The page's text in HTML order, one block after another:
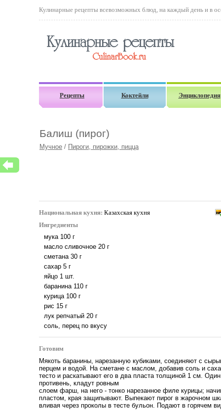
Кулинарные рецепты всевозможных блюд, на каждый день и в
Рецепты Коктейли Энциклопедия
Балиш (пирог)
Мучное / Пироги, пирожки, пицца
Национальная кухня: Казахская кухня
Ингредиенты
мука 100 г
масло сливочное 20 г
сметана 30 г
сахар 5 г
яйцо 1 шт.
баранина 110 г
курица 100 г
рис 15 г
лук репчатый 20 г
соль, перец по вкусу
Готовим
Мякоть баранины, нарезанную кубиками, соединяют с
перцем и водой. На сметане с маслом, добавив соль и
тесто и раскатывают его в два пласта толщиной 1 см.
противень, кладут ровным
слоем фарш, на него - тонко нарезанное филе курицы;
пластом, края защипывают. Выпекают пирог в жарочном
вливая через проколы в тесте бульон. Подают в горячем